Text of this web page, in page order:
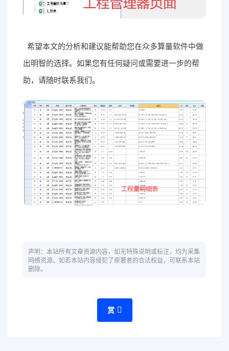
希望本文的分析和建议能帮助您在众多算量软件中做
出明智的选择。如果您有任何疑问或需要进一步的帮
助，请随时联系我们。
声明：本站所有文章资源内容，如无特殊说明或标注，均为采集
网络资源。如若本站内容侵犯了原著者的合法权益，可联系本站
删除。
赏